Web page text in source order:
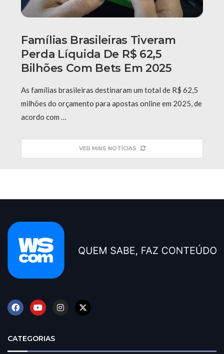
Famílias Brasileiras Tiveram
Perda Líquida De R$ 62,5
Bilhões Com Bets Em 2025
As famílias brasileiras destinaram um total de R$ 62,5
milhões do orçamento para apostas online em 2025, de
acordo com …
VER MAIS NOTÍCIAS
CATEGORIAS